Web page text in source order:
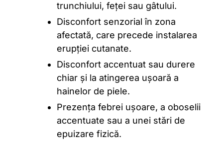
trunchiului, feței sau gâtului.
Disconfort senzorial în zona
afectată, care precede instalarea
erupției cutanate.
Disconfort accentuat sau durere
chiar și la atingerea ușoară a
hainelor de piele.
Prezența febrei ușoare, a oboselii
accentuate sau a unei stări de
epuizare fizică.